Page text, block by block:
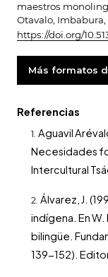
maestros
Otavalo, Imbabura,
https://doi.org/
Más formatos
Referencias
Aguavil
Necesidades
Intercultural
Álvarez, J.
indígena. En
bilingüe.
139-152).